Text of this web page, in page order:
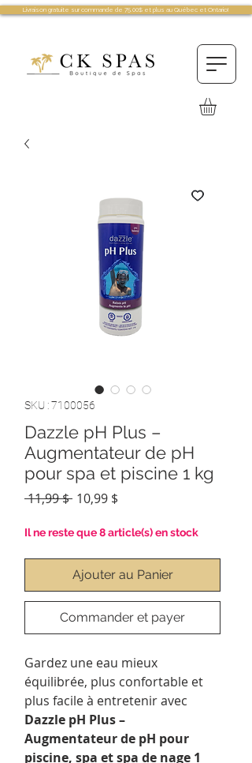
Livraison gratuite sur commande de 75.00$ et plus au Québec et Ontario!
SKU : 7100056
Dazzle pH Plus –
Augmentateur de pH
pour spa et piscine 1 kg
11,99 $ Prix
10,99 $
Il ne reste que 8 article(s) en stock
Ajouter au Panier
Commander et payer
Gardez une eau mieux
équilibrée, plus confortable et
plus facile à entretenir avec
Dazzle pH Plus –
Augmentateur de pH pour
piscine, spa et spa de nage 1